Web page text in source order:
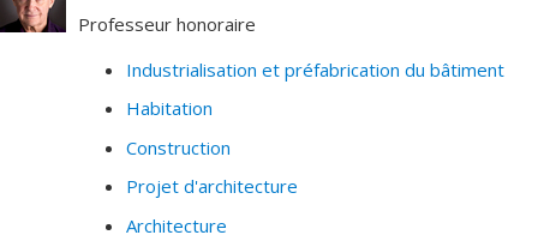
Professeur honoraire
Industrialisation et préfabrication du bâtiment
Habitation
Construction
Projet d'architecture
Architecture